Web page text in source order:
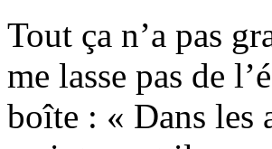
Tout ça n’a pas
me lasse pas de
boîte : « Dans les